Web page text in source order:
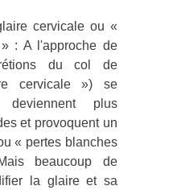
cervicale ou «
: A l'approche de
du col de
cervicale ») se
plus
et provoquent un
« pertes blanches
beaucoup de
la glaire et sa